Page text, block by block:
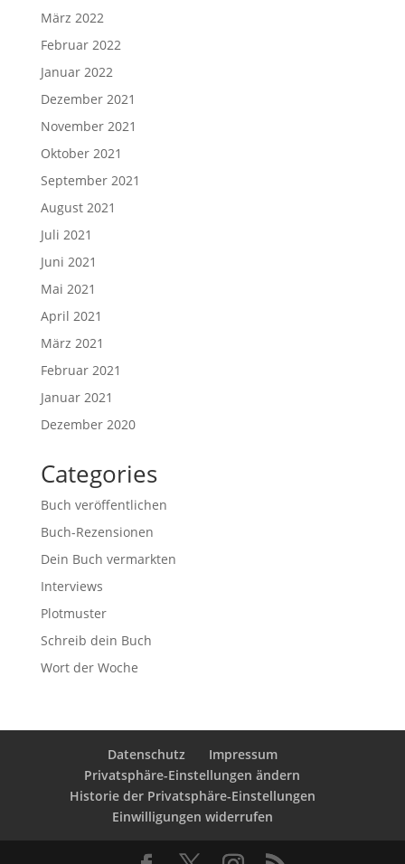
März 2022
Februar 2022
Januar 2022
Dezember 2021
November 2021
Oktober 2021
September 2021
August 2021
Juli 2021
Juni 2021
Mai 2021
April 2021
März 2021
Februar 2021
Januar 2021
Dezember 2020
Categories
Buch veröffentlichen
Buch-Rezensionen
Dein Buch vermarkten
Interviews
Plotmuster
Schreib dein Buch
Wort der Woche
Datenschutz
Impressum
Privatsphäre-Einstellungen ändern
Historie der Privatsphäre-Einstellungen
Einwilligungen widerrufen